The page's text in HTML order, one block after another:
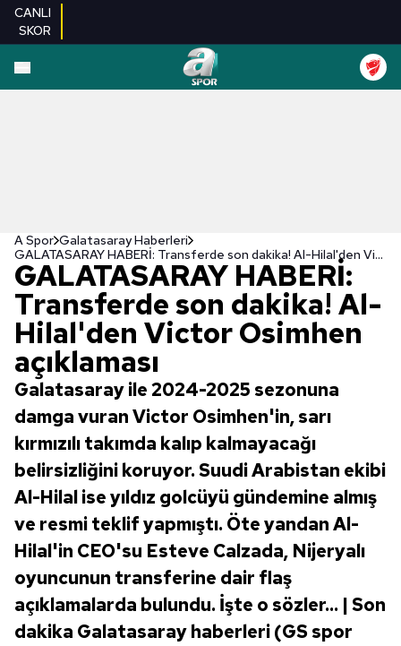
CANLI
SKOR
A Spor Galatasaray Haberleri
GALATASARAY HABERİ: Transferde son dakika! Al-Hilal'den Victor Osimhen açıklaması
GALATASARAY HABERİ:
Transferde son dakika! Al-
Hilal'den Victor Osimhen
açıklaması
Galatasaray ile 2024-2025 sezonuna
damga vuran Victor Osimhen'in, sarı
kırmızılı takımda kalıp kalmayacağı
belirsizliğini koruyor. Suudi Arabistan ekibi
Al-Hilal ise yıldız golcüyü gündemine almış
ve resmi teklif yapmıştı. Öte yandan Al-
Hilal'in CEO'su Esteve Calzada, Nijeryalı
oyuncunun transferine dair flaş
açıklamalarda bulundu. İşte o sözler... | Son
dakika Galatasaray haberleri (GS spor